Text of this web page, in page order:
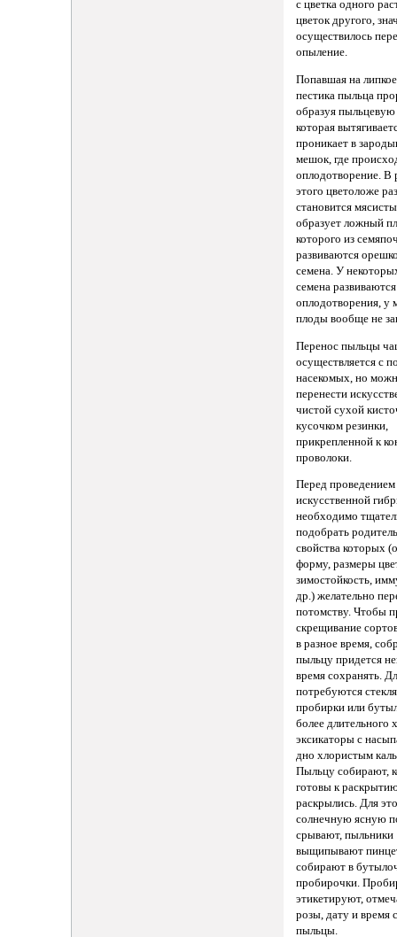
с цветка одного
цветок другого,
осуществилось
опыление.
Попавшая на
пестика пыльца
образуя пыльцевую
которая
проникает в
мешок, где
оплодотворение. В
этого цветоложе
становится
образует ложный
которого из
развиваются
семена. У
семена
оплодотворения, у
плоды вообще не
Перенос пыльцы
осуществляется с
насекомых, но
перенести
чистой сухой
кусочком резинки,
прикрепленной к
проволоки.
Перед проведением
искусственной
необходимо
подобрать
свойства которых
форму, размеры
зимостойкость,
др.) желательно
потомству. Чтобы
скрещивание
в разное время,
пыльцу придется
время сохранять.
потребуются
пробирки или
более длительного
эксикаторы с
дно хлористым
Пыльцу собирают,
готовы к
раскрылись. Для
солнечную ясную
срывают, пыльники
выщипывают
собирают в
пробирочки.
этикетируют,
розы, дату и время
пыльцы.